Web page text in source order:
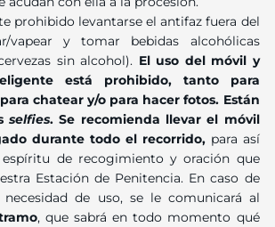
prohibido levantarse el antifaz fuera del
vapear y tomar bebidas alcohólicas
sin alcohol). El uso del móvil y
está prohibido, tanto para
chatear y/o para hacer fotos. Están
selfies. Se recomienda llevar el móvil
durante todo el recorrido,para así
de recogimiento y oración que
Estación de Penitencia. En caso de
de uso, se le comunicará al
, que sabrá en todo momento qué